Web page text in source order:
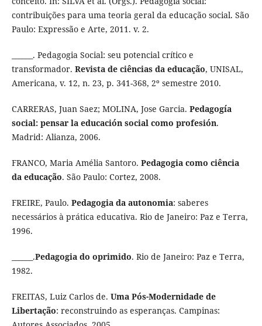
contribuições para uma teoria geral da educação social. São
Paulo: Expressão e Arte, 2011. v. 2.
______. Pedagogia Social: seu potencial crítico e
transformador. Revista de ciências da educação, UNISAL,
Americana, v. 12, n. 23, p. 341-368, 2º semestre 2010.
CARRERAS, Juan Saez; MOLINA, Jose Garcia. Pedagogía
social: pensar la educación social como profesión.
Madrid: Alianza, 2006.
FRANCO, Maria Amélia Santoro. Pedagogia como ciência
da educação. São Paulo: Cortez, 2008.
FREIRE, Paulo. Pedagogia da autonomia: saberes
necessários à prática educativa. Rio de Janeiro: Paz e Terra,
1996.
______.Pedagogia do oprimido. Rio de Janeiro: Paz e Terra,
1982.
FREITAS, Luiz Carlos de. Uma Pós-Modernidade de
Libertação: reconstruindo as esperanças. Campinas: